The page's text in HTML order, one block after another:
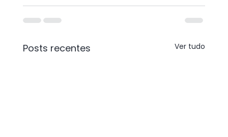
Posts recentes Ver tudo